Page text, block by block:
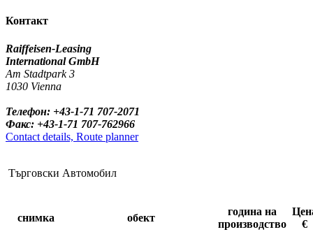
Контакт
Raiffeisen-Leasing
International GmbH
Am Stadtpark 3
1030 Vienna
Телефон: +43-1-71 707-2071
Факс: +43-1-71 707-762966
Contact details, Route planner
Търговски Автомобил
снимка обект
година на
производство
€